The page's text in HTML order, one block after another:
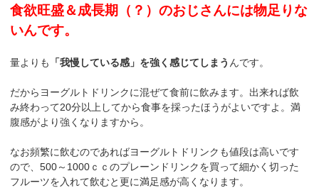
食欲旺盛＆成長期（？）のおじさんには物足りな
いんです。
量よりも 「我慢している感」を強く感じてしまう んです。
だからヨーグルトドリンクに混ぜて食前に飲みます。出来れば飲
み終わって20分以上してから食事を採ったほうがよいですよ。満
腹感がより強くなりますから。
なお頻繁に飲むのであればヨーグルトドリンクも値段は高いです
ので、500～1000ｃｃのプレーンドリンクを買って細かく切った
フルーツを入れて飲むと更に満足感が高くなります。